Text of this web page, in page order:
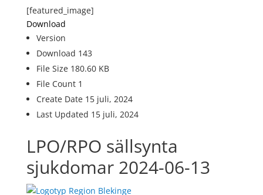
[featured_image]
Download
Version
Download 143
File Size 180.60 KB
File Count 1
Create Date 15 juli, 2024
Last Updated 15 juli, 2024
LPO/RPO sällsynta
sjukdomar 2024-06-13